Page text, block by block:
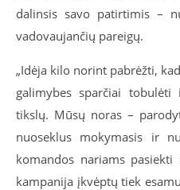
dalinsis savo patirtimis –
vadovaujančių pareigų.
„Idėja kilo norint pabrėžti,
galimybes sparčiai
tikslų. Mūsų noras –
nuoseklus mokymasis ir
komandos nariams
kampanija įkvėptų tiek